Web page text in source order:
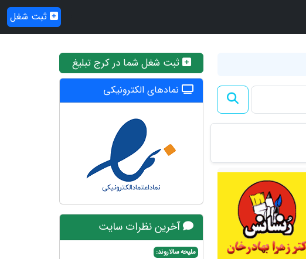
ثبت شغل
ثبت شغل شما در کرج تبلیغ
نمادهای الکترونیکی
آخرین نظرات سایت
ملیحه سالاروند: